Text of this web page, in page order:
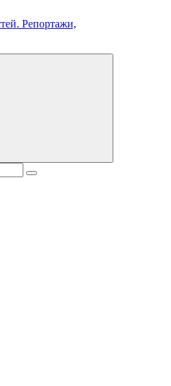
и почему. Новости политики,